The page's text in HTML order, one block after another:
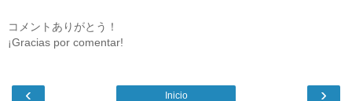
コメントありがとう！
¡Gracias por comentar!
‹ ›
Inicio